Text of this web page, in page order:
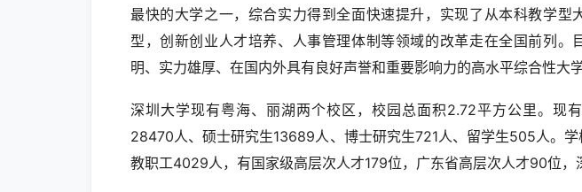
最快的大学之一，综合实力得到全面快速提升，实现了从本科教学型
型，创新创业人才培养、人事管理体制等领域的改革走在全国前列。
明、实力雄厚、在国内外具有良好声誉和重要影响力的高水平综合性大学
深圳大学现有粤海、丽湖两个校区，校园总面积2.72平方公里。现
28470人、硕士研究生13689人、博士研究生721人、留学生505人。
教职工4029人，有国家级高层次人才179位，广东省高层次人才90位，